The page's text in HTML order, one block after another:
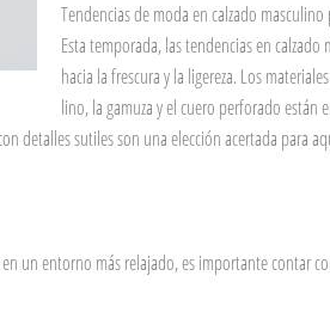
Tendencias de moda en calzado masculino
Esta temporada, las tendencias en calzado
hacia la frescura y la ligereza. Los
lino, la gamuza y el cuero perforado están
detalles sutiles son una elección acertada para
un entorno más relajado, es importante contar